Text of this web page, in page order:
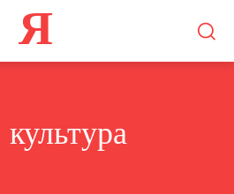
Я
культура